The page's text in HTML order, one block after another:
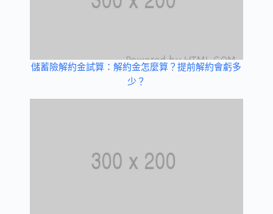
儲蓄險解約金試算：解約金怎麼算？提前解約會虧多
少？